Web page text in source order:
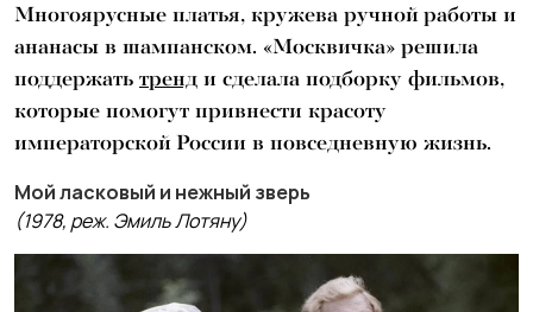
Многоярусные платья, кружева ручной работы и
ананасы в шампанском. «Москвичка» решила
поддержать тренд и сделала подборку фильмов,
которые помогут привнести красоту
императорской России в повседневную жизнь.
Мой ласковый и нежный зверь
(1978, реж. Эмиль Лотяну)